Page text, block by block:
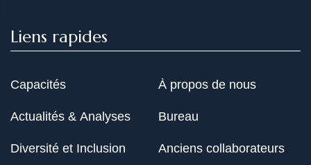
Liens rapides
Capacités
Actualités & Analyses
Diversité et Inclusion
À propos de nous
Bureau
Anciens collaborateurs